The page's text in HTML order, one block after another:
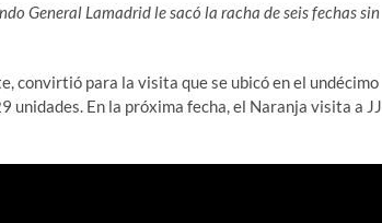
General Lamadridle sacó la racha de seis fechas sin
convirtió para la visita que se ubicó en el undécimo
unidades. En la próxima fecha, el Naranja visita a JJ